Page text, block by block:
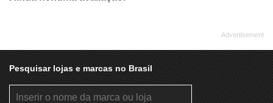
Pesquisar lojas e marcas no Brasil